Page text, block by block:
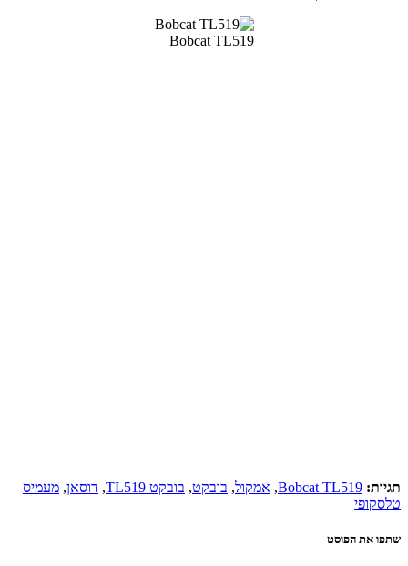
Bobcat TL519
תגיות: Bobcat TL519
, אמקול, בובקט, בובקט TL519 , דוסאן, מעמיס
טלסקופי
שתפו את הפוסט